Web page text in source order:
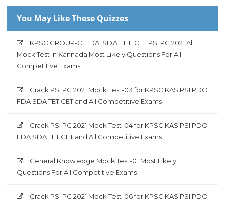
You May Like These Quizzes
KPSC GROUP-C, FDA, SDA, TET, CET PSI PC 2021 All
Mock Test In Kannada Most Likely Questions For All
Competitive Exams
Crack PSI PC 2021 Mock Test-03 for KPSC KAS PSI PDO
FDA SDA TET CET and All Competitive Exams
Crack PSI PC 2021 Mock Test-04 for KPSC KAS PSI PDO
FDA SDA TET CET and All Competitive Exams
General Knowledge Mock Test-01 Most Likely
Questions For All Competitive Exams
Crack PSI PC 2021 Mock Test-06 for KPSC KAS PSI PDO